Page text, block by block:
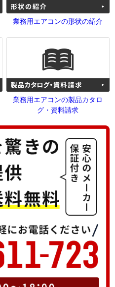
業務用エアコンの形状の紹介
業務用エアコンの製品カタロ
グ・資料請求